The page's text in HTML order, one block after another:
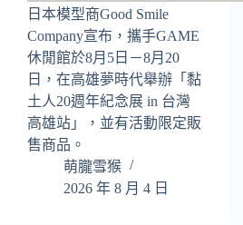
日本模型商Good Smile
Company宣布，攜手GAME
休閒館於8月5日－8月20
日，在高雄夢時代舉辦「黏
土人20週年紀念展 in 台灣
高雄站」，並有活動限定販
售商品。
萌朧雪猴
2026 年 8 月 4 日